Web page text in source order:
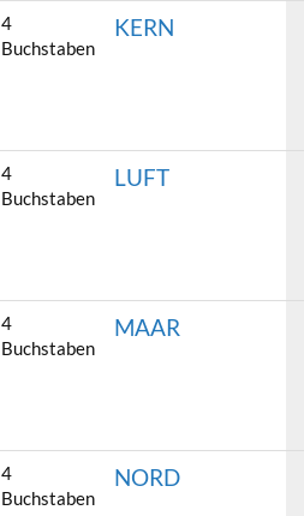
4
Buchstaben
KERN
4
Buchstaben
LUFT
4
Buchstaben
MAAR
4
Buchstaben
NORD